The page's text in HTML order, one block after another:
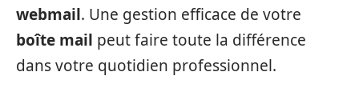
webmail. Une gestion efficace de votre
boîte mail peut faire toute la différence
dans votre quotidien professionnel.